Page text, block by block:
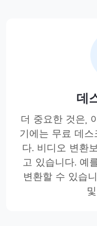
데
더 중요한 것은,
기에는 무료 데
다. 비디오 변환
고 있습니다. 예
변환할 수 있습